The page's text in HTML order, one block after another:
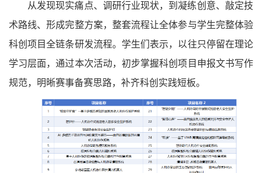
从发现现实痛点、调研行业现状，到凝练创意、敲定技
术路线、形成完整方案，整套流程让全体参与学生完整体验
科创项目全链条研发流程。学生们表示，以往只停留在理论
学习层面，通过本次活动，初步掌握科创项目申报文书写作
规范，明晰赛事备赛思路，补齐科创实践短板。